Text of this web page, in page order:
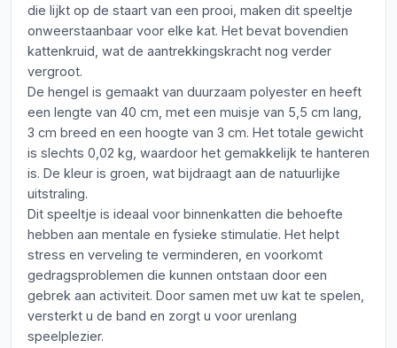
die lijkt op de staart van een prooi, maken dit speeltje
onweerstaanbaar voor elke kat. Het bevat bovendien
kattenkruid, wat de aantrekkingskracht nog verder
vergroot.
De hengel is gemaakt van duurzaam polyester en heeft
een lengte van 40 cm, met een muisje van 5,5 cm lang,
3 cm breed en een hoogte van 3 cm. Het totale gewicht
is slechts 0,02 kg, waardoor het gemakkelijk te hanteren
is. De kleur is groen, wat bijdraagt aan de natuurlijke
uitstraling.
Dit speeltje is ideaal voor binnenkatten die behoefte
hebben aan mentale en fysieke stimulatie. Het helpt
stress en verveling te verminderen, en voorkomt
gedragsproblemen die kunnen ontstaan door een
gebrek aan activiteit. Door samen met uw kat te spelen,
versterkt u de band en zorgt u voor urenlang
speelplezier.